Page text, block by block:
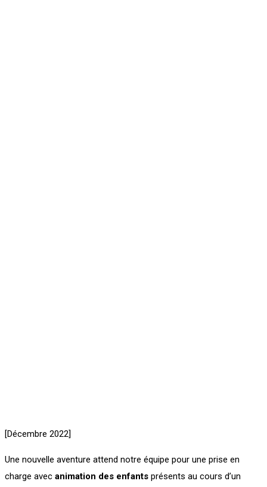
[Décembre 2022]
Une nouvelle aventure attend notre équipe pour une prise en
charge avec animation des enfants présents au cours d’un